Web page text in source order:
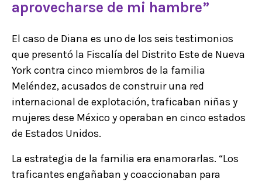
aprovecharse de mi hambre”
El caso de Diana es uno de los seis testimonios
que presentó la Fiscalía del Distrito Este de Nueva
York contra cinco miembros de la familia
Meléndez, acusados de construir una red
internacional de explotación, traficaban niñas y
mujeres dese México y operaban en cinco estados
de Estados Unidos.
La estrategia de la familia era enamorarlas. “Los
traficantes engañaban y coaccionaban para